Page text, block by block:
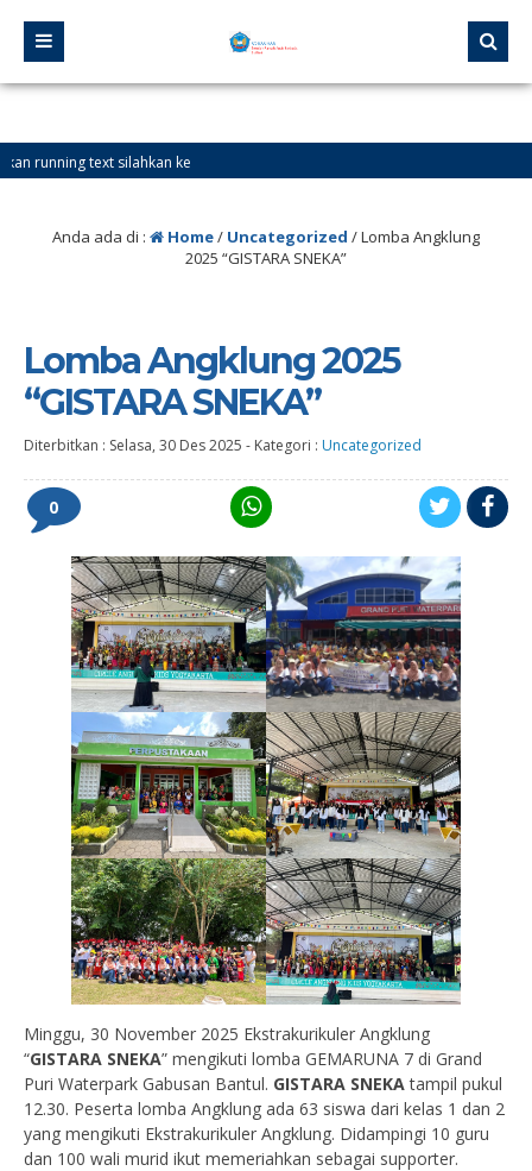
text silahkan ke
Anda ada di : Home/ Uncategorized /Lomba Angklung
2025 “GISTARA SNEKA”
Lomba Angklung 2025
“GISTARA SNEKA”
Diterbitkan : Selasa, 30 Des 2025 - Kategori : Uncategorized
0
Minggu, 30 November 2025 Ekstrakurikuler Angklung
“GISTARA SNEKA” mengikuti lomba GEMARUNA 7 di Grand
Puri Waterpark Gabusan Bantul. GISTARA SNEKAtampil pukul
12.30. Peserta lomba Angklung ada 63 siswa dari kelas 1 dan 2
yang mengikuti Ekstrakurikuler Angklung. Didampingi 10 guru
dan 100 wali murid ikut memeriahkan sebagai supporter.